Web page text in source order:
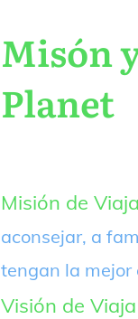
Misón
Planet
Misión de
aconsejar, a
tengan la mejor
Visión de